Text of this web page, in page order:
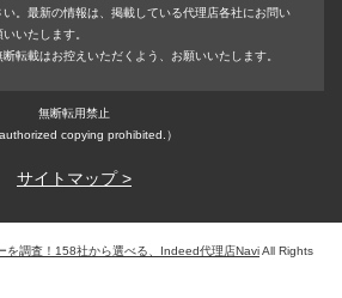
。最新の情報は、掲載している代理店各社にお問い
いたします。
転載はお控えいただくよう、お願いいたします。
無断転用禁止
copying prohibited.）
サイトマップ >
を調査！158社から選べる、Indeed代理店NaviAll Rights